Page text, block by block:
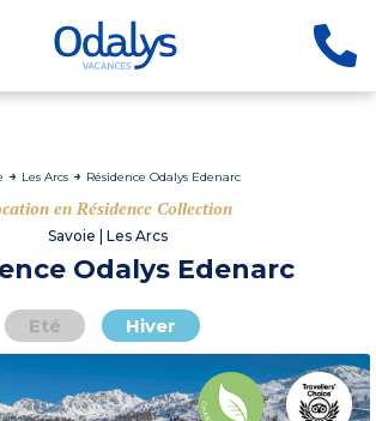
Les Arcs Résidence Odalys Edenarc
en Résidence Collection
Savoie | Les Arcs
Odalys Edenarc
Eté Hiver